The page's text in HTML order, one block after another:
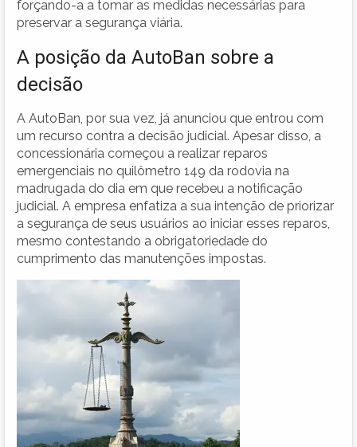
forçando-a a tomar as medidas necessárias para
preservar a segurança viária.
A posição da AutoBan sobre a
decisão
A AutoBan, por sua vez, já anunciou que entrou com
um recurso contra a decisão judicial. Apesar disso, a
concessionária começou a realizar reparos
emergenciais no quilômetro 149 da rodovia na
madrugada do dia em que recebeu a notificação
judicial. A empresa enfatiza a sua intenção de priorizar
a segurança de seus usuários ao iniciar esses reparos,
mesmo contestando a obrigatoriedade do
cumprimento das manutenções impostas.